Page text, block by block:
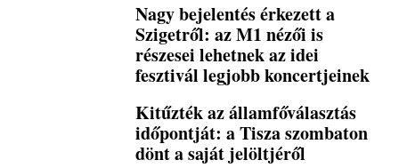
Nagy bejelentés érkezett a
Szigetről: az M1 nézői is
részesei lehetnek az idei
fesztivál legjobb koncertjeinek
Kitűzték az államfőválasztás
időpontját: a Tisza szombaton
dönt a saját jelöltjéről